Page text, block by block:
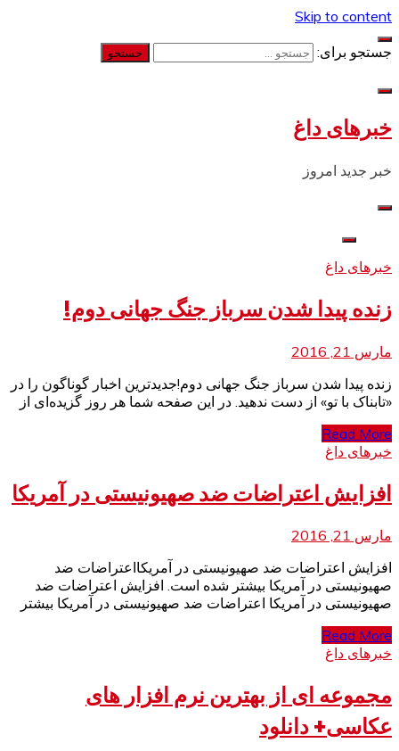
Skip to content
جستجو برای:
خبرهای داغ
خبر جدید امروز
خبرهای داغ
زنده پیدا شدن سرباز جنگ جهانی دوم!
مارس 21, 2016
زنده پیدا شدن سرباز جنگ جهانی دوم!جدیدترین اخبار گوناگون را در
«تابناک با تو» از دست ندهید. در این صفحه شما هر روز گزید‌ه‌ای از
Read More
خبرهای داغ
افزایش اعتراضات ضد صهیونیستی در آمریکا
مارس 21, 2016
افزایش اعتراضات ضد صهیونیستی در آمریکااعتراضات ضد
صهیونیستی در آمریکا بیشتر شده است. افزایش اعتراضات ضد
صهیونیستی در آمریکا اعتراضات ضد صهیونیستی در آمریکا بیشتر
Read More
خبرهای داغ
مجموعه ای از بهترین نرم افزار های
عکاسی+ دانلود